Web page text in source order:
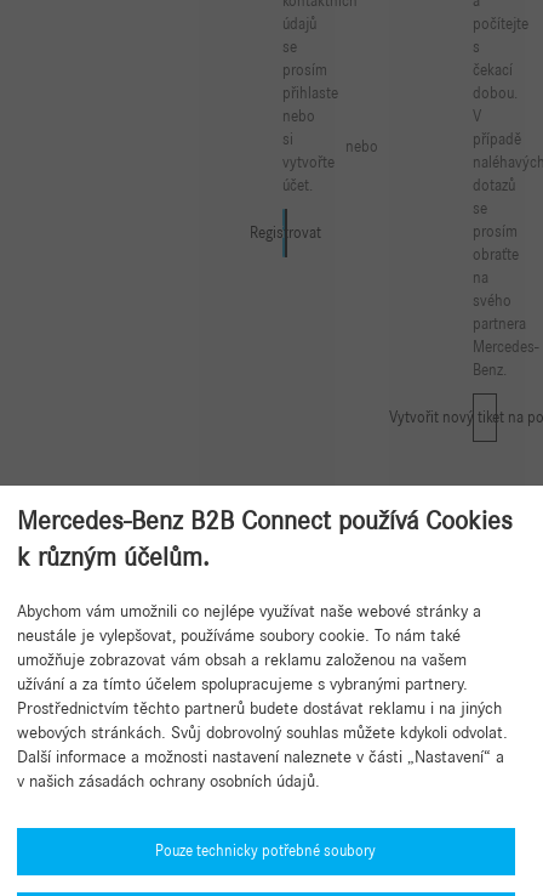
údajů
se
prosím
přihlaste
nebo
si
vytvořte
účet.
Přihlásit se
Registrovat
nebo
počítejte
s
čekací
dobou.
V
případě
dotazů
se
prosím
obraťte
na
svého
partnera
Mercedes-
Benz.
Vytvořit nový tiket na
Mercedes-Benz B2B Connect používá Cookies
k různým účelům.
Abychom vám umožnili co nejlépe využívat naše webové stránky a
neustále je vylepšovat, používáme soubory cookie. To nám také
umožňuje zobrazovat vám obsah a reklamu založenou na vašem
užívání a za tímto účelem spolupracujeme s vybranými partnery.
Prostřednictvím těchto partnerů budete dostávat reklamu i na jiných
webových stránkách. Svůj dobrovolný souhlas můžete kdykoli odvolat.
Další informace a možnosti nastavení naleznete v části „Nastavení“ a
v našich zásadách ochrany osobních údajů.
Pouze technicky potřebné soubory
Zpět na začátek
Potřebujete pomoc?
Mercedes-Benz Global Training
Novinky